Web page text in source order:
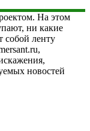
На этом
ни какие
собой ленту
новостей